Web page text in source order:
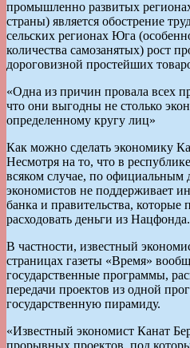
промышленно развитых
страны) является обострение
сельских регионах Юга
количества самозанятых) рост
дороговизной простейших
«Одна из причин провала всех
что они выгодны не столько
определенному кругу лиц»
Как можно сделать экономику
Несмотря на то, что в
всяком случае, по официальным
экономистов не поддерживает
банка и правительства, которые
расходовать деньги из Нацфонда.
В частности, известный
страницах газеты «Время»
государственные программы,
передачи проектов из одной
государственную пирамиду.
«Известный экономист Канат
прорывных проектов, под